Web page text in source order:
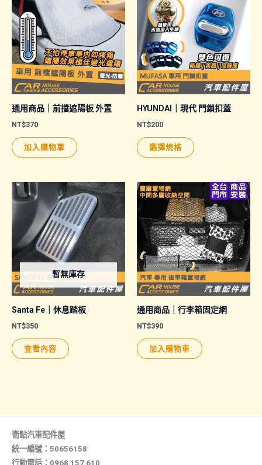
通用商品｜前擋遮陽板 外置
NT$370
加入購物車
HYUNDAI｜現代 門鎖扣蓋
NT$200
選擇規格
有
多
種
款
式。
可
在
品
面
選
暫無庫存
Santa Fe｜休息踏板
NT$350
查看內容
通用商品｜行李箱固定網
NT$390
加入購物車
衛點汽車配件屋
統一編號：50656158
行動電話：0968 157 610